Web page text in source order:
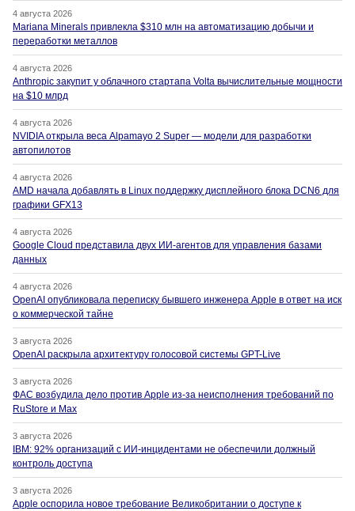
4 августа 2026
Mariana Minerals привлекла $310 млн на автоматизацию добычи и
переработки металлов
4 августа 2026
Anthropic закупит у облачного стартапа Volta вычислительные мощности
на $10 млрд
4 августа 2026
NVIDIA открыла веса Alpamayo 2 Super — модели для разработки
автопилотов
4 августа 2026
AMD начала добавлять в Linux поддержку дисплейного блока DCN6 для
графики GFX13
4 августа 2026
Google Cloud представила двух ИИ-агентов для управления базами
данных
4 августа 2026
OpenAI опубликовала переписку бывшего инженера Apple в ответ на иск
о коммерческой тайне
3 августа 2026
OpenAI раскрыла архитектуру голосовой системы GPT-Live
3 августа 2026
ФАС возбудила дело против Apple из-за неисполнения требований по
RuStore и Max
3 августа 2026
IBM: 92% организаций с ИИ-инцидентами не обеспечили должный
контроль доступа
3 августа 2026
Apple оспорила новое требование Великобритании о доступе к